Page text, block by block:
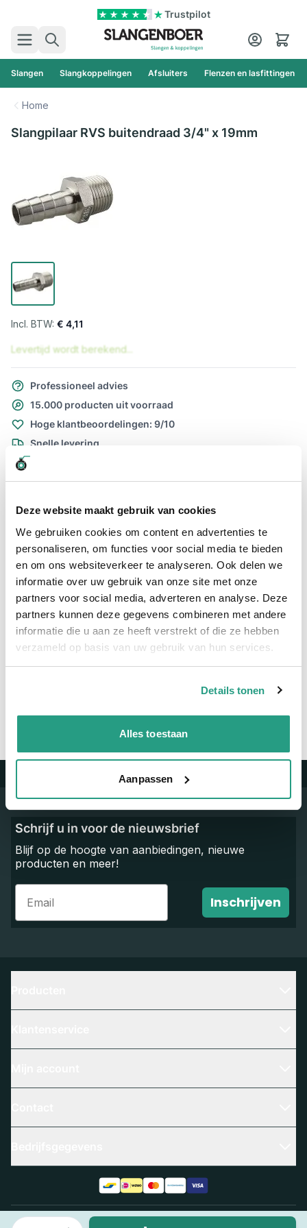
Deze website maakt gebruik van cookies
We gebruiken cookies om content en advertenties te
personaliseren, om functies voor social media te bieden
en om ons websiteverkeer te analyseren. Ook delen we
informatie over uw gebruik van onze site met onze
partners voor social media, adverteren en analyse. Deze
partners kunnen deze gegevens combineren met andere
informatie die u aan ze heeft verstrekt of die ze hebben
verzameld op basis van uw gebruik van hun services.
Details tonen
Alles toestaan
Aanpassen
Trustpilot
Zoek
Cart
Slangen Slangkoppelingen Afsluiters Flenzen en lasfittingen
Home
Slangpilaar RVS buitendraad 3/4" x 19mm
€ 4,11
Aantal
Levertijd wordt berekend...
Professioneel advies
15.000 producten uit voorraad
Hoge klantbeoordelingen: 9/10
Snelle levering
Snel naar
Meer informatie
Maatvoering koppeling 3/4" x 19mm
Neem contact met ons op
Trustpilot
Schrijf u in voor de nieuwsbrief
Blijf op de hoogte van aanbiedingen, nieuwe
producten en meer!
Email
Inschrijven
Algemene voorwaarden